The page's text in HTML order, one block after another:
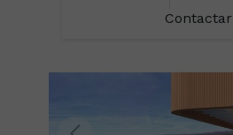
Contactar